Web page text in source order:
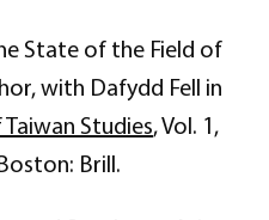
State of the Field of
with Dafydd Fell in
Studies, Vol. 1,
Brill.